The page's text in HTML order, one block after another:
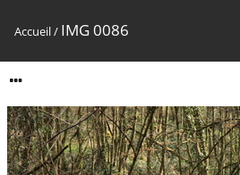
Accueil/ IMG 0086